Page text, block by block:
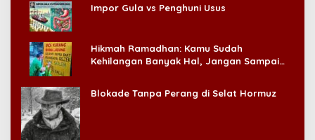
Impor Gula vs Penghuni Usus
Hikmah Ramadhan: Kamu Sudah
Kehilangan Banyak Hal, Jangan Sampai
Blokade Tanpa Perang di Selat Hormuz